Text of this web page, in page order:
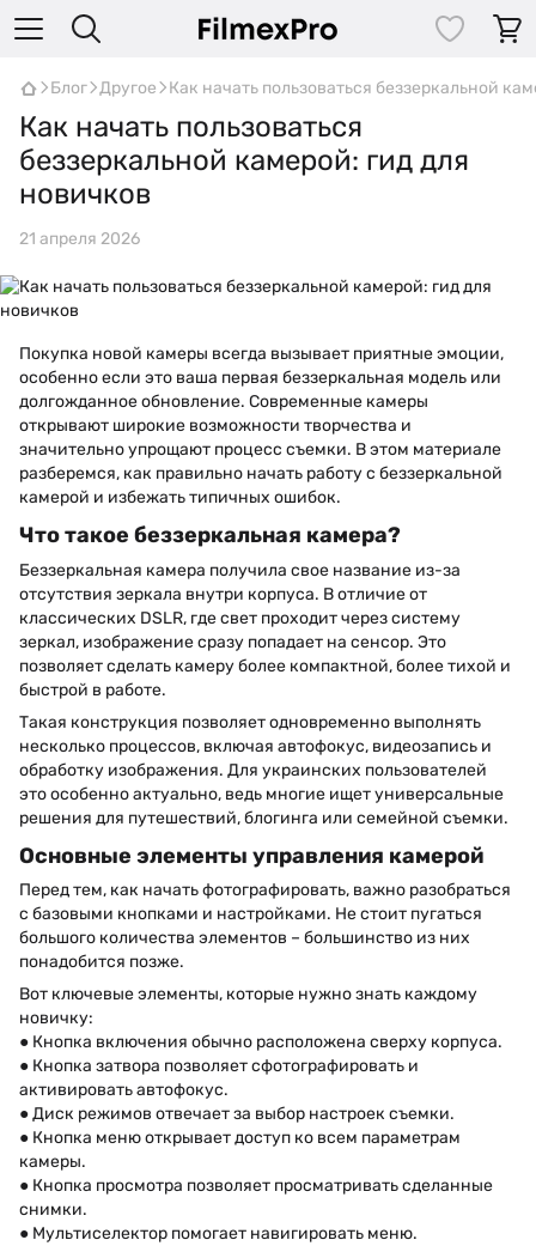
Блог Другое Как начать пользоваться беззеркальной
Как начать пользоваться
беззеркальной камерой: гид для
новичков
21 апреля 2026
Покупка новой камеры всегда вызывает приятные эмоции,
особенно если это ваша первая беззеркальная модель или
долгожданное обновление. Современные камеры
открывают широкие возможности творчества и
значительно упрощают процесс съемки. В этом материале
разберемся, как правильно начать работу с беззеркальной
камерой и избежать типичных ошибок.
Что такое беззеркальная камера?
Беззеркальная камера получила свое название из-за
отсутствия зеркала внутри корпуса. В отличие от
классических DSLR, где свет проходит через систему
зеркал, изображение сразу попадает на сенсор. Это
позволяет сделать камеру более компактной, более тихой и
быстрой в работе.
Такая конструкция позволяет одновременно выполнять
несколько процессов, включая автофокус, видеозапись и
обработку изображения. Для украинских пользователей
это особенно актуально, ведь многие ищет универсальные
решения для путешествий, блогинга или семейной съемки.
Основные элементы управления камерой
Перед тем, как начать фотографировать, важно разобраться
с базовыми кнопками и настройками. Не стоит пугаться
большого количества элементов – большинство из них
понадобится позже.
Вот ключевые элементы, которые нужно знать каждому
новичку:
● Кнопка включения обычно расположена сверху корпуса.
● Кнопка затвора позволяет сфотографировать и
активировать автофокус.
● Диск режимов отвечает за выбор настроек съемки.
● Кнопка меню открывает доступ ко всем параметрам
камеры.
● Кнопка просмотра позволяет просматривать сделанные
снимки.
● Мультиселектор помогает навигировать меню.